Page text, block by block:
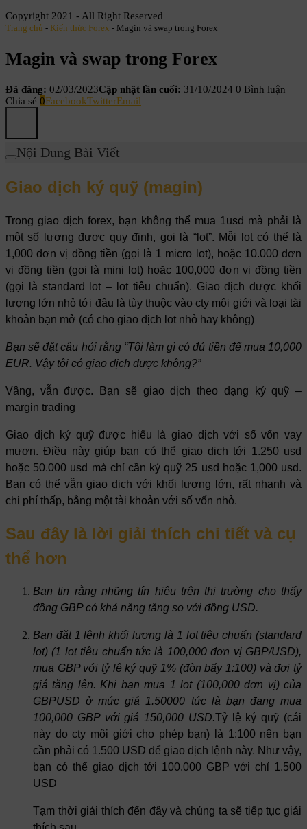
Copyright 2021 - All Right Reserved
Trang chủ - Kiến thức Forex - Magin và swap trong Forex
Magin và swap trong Forex
Đã đăng: 02/03/2023Cập nhật lần cuối: 31/10/2024 0 Bình luận
Chia sẻ 0FacebookTwitterEmail
Nội Dung Bài Viết
Giao dịch ký quỹ (magin)
Trong giao dịch forex, bạn không thể mua 1usd mà phải là
một số lượng đươc quy định, gọi là “lot”. Mỗi lot có thể là
1,000 đơn vị đồng tiền (gọi là 1 micro lot), hoặc 10.000 đơn
vị đồng tiền (gọi là mini lot) hoặc 100,000 đơn vị đồng tiền
(gọi là standard lot – lot tiêu chuẩn). Giao dịch được khối
lượng lớn nhỏ tới đâu là tùy thuộc vào cty môi giới và loại tài
khoản bạn mở (có cho giao dịch lot nhỏ hay không)
Bạn sẽ đặt câu hỏi rằng “Tôi làm gì có đủ tiền để mua 10,000
EUR. Vậy tôi có giao dịch được không?”
Vâng, vẫn được. Bạn sẽ giao dịch theo dạng ký quỹ –
margin trading
Giao dịch ký quỹ được hiểu là giao dịch với số vốn vay
mượn. Điều này giúp bạn có thể giao dịch tới 1.250 usd
hoặc 50.000 usd mà chỉ cần ký quỹ 25 usd hoặc 1,000 usd.
Bạn có thể vẫn giao dịch với khối lượng lớn, rất nhanh và
chi phí thấp, bằng một tài khoản với số vốn nhỏ.
Sau đây là lời giải thích chi tiết và cụ
thể hơn
Bạn tin rằng những tín hiệu trên thị trường cho thấy
đồng GBP có khả năng tăng so với đồng USD.
Bạn đặt 1 lệnh khối lượng là 1 lot tiêu chuẩn (standard
lot) (1 lot tiêu chuẩn tức là 100,000 đơn vị GBP/USD),
mua GBP với tỷ lệ ký quỹ 1% (đòn bẩy 1:100) và đợi tỷ
giá tăng lên. Khi bạn mua 1 lot (100,000 đơn vị) của
GBPUSD ở mức giá 1.50000 tức là bạn đang mua
100,000 GBP với giá 150,000 USD.Tỷ lệ ký quỹ (cái
này do cty môi giới cho phép bạn) là 1:100 nên bạn
cần phải có 1.500 USD để giao dịch lệnh này. Như vậy,
bạn có thể giao dịch tới 100.000 GBP với chỉ 1.500
USD
Tạm thời giải thích đến đây và chúng ta sẽ tiếp tục giải